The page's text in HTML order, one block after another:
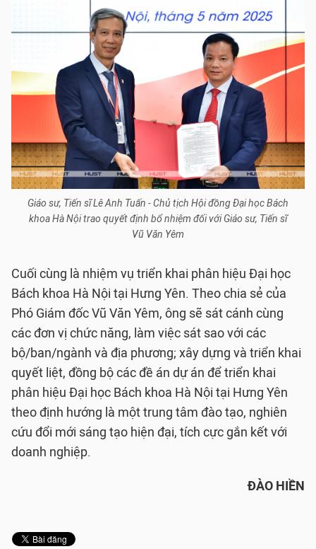
Giáo sư, Tiến sĩ Lê Anh Tuấn - Chủ tịch Hội đồng Đại học Bách
khoa Hà Nội trao quyết định bổ nhiệm đối với Giáo sư, Tiến sĩ
Vũ Văn Yêm
Cuối cùng là nhiệm vụ triển khai phân hiệu Đại học
Bách khoa Hà Nội tại Hưng Yên. Theo chia sẻ của
Phó Giám đốc Vũ Văn Yêm, ông sẽ sát cánh cùng
các đơn vị chức năng, làm việc sát sao với các
bộ/ban/ngành và địa phương; xây dựng và triển khai
quyết liệt, đồng bộ các đề án dự án để triển khai
phân hiệu Đại học Bách khoa Hà Nội tại Hưng Yên
theo định hướng là một trung tâm đào tạo, nghiên
cứu đổi mới sáng tạo hiện đại, tích cực gắn kết với
doanh nghiệp.
ĐÀO HIỀN